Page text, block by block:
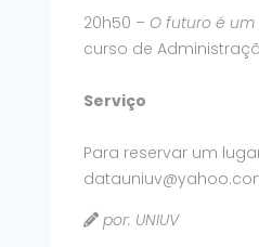
20h50 – O futuro é um
curso de
Serviço
Para reservar um
por: UNIUV